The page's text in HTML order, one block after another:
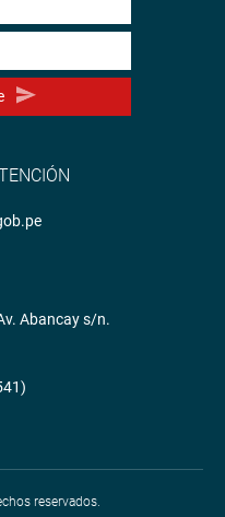
Abancay s/n.
reservados.